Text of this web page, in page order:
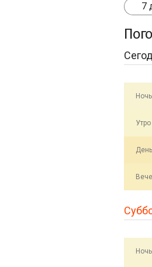
7
Ночь
Утро
День
Ночь